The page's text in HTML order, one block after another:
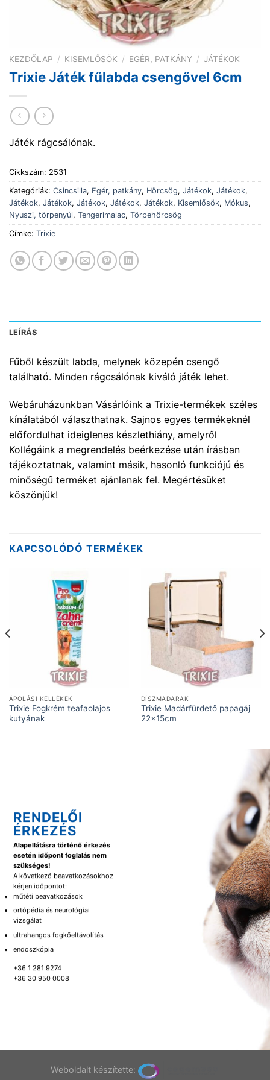
KEZDŐLAP / KISEMLŐSÖK / EGÉR, PATKÁNY / JÁTÉKOK
Trixie Játék fűlabda csengővel 6cm
Játék rágcsálónak.
Cikkszám: 2531
Kategóriák: Csincsilla, Egér, patkány, Hörcsög, Játékok, Játékok,
Játékok, Játékok, Játékok, Játékok, Játékok, Kisemlősök, Mókus,
Nyuszi, törpenyúl, Tengerimalac, Törpehörcsög
Címke: Trixie
LEÍRÁS
Fűből készült labda, melynek közepén csengő
található. Minden rágcsálónak kiváló játék lehet.
Webáruházunkban Vásárlóink a Trixie-termékek széles
kínálatából választhatnak. Sajnos egyes termékeknél
előfordulhat ideiglenes készlethiány, amelyről
Kollégáink a megrendelés beérkezése után írásban
tájékoztatnak, valamint másik, hasonló funkciójú és
minőségű terméket ajánlanak fel. Megértésüket
köszönjük!
KAPCSOLÓDÓ TERMÉKEK
ÁPOLÁSI KELLÉKEK
Trixie Fogkrém teafaolajos
kutyának
DÍSZMADARAK
Trixie Madárfürdető papagáj
22x15cm
RENDELŐI
ÉRKEZÉS
Alapellátásra történő érkezés
esetén időpont foglalás nem
szükséges!
A következő beavatkozásokhoz
kérjen időpontot:
műtéti beavatkozások
ortópédia és neurológiai
vizsgálat
ultrahangos fogkőeltávolítás
endoszkópia
+36 1 281 9274
+36 30 950 0008
Weboldalt készítette: